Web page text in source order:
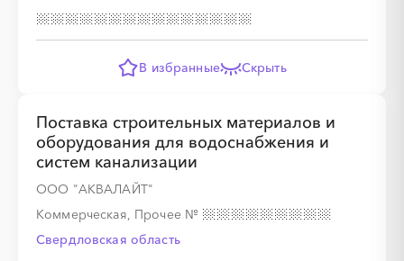
В избранные Скрыть
Поставка строительных материалов и
оборудования для водоснабжения и
систем канализации
ООО "АКВАЛАЙТ"
Коммерческая, Прочее №
Свердловская область